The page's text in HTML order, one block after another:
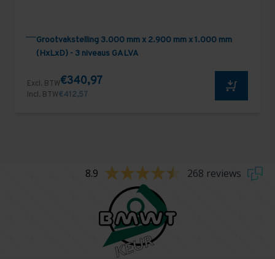
Grootvakstelling 3.000 mm x 2.900 mm x 1.000 mm
(HxLxD) - 3 niveaus GALVA
Excl. BTW€340,97
Incl. BTW€412,57
8.9 268 reviews